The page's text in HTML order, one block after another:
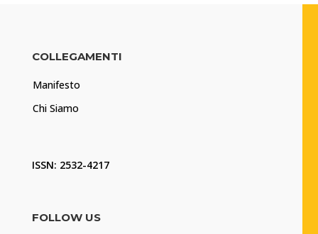
COLLEGAMENTI
Manifesto
Chi Siamo
ISSN: 2532-4217
FOLLOW US